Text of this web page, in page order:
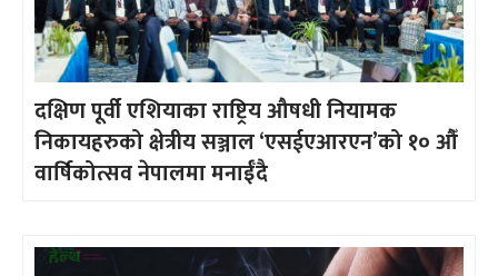
दक्षिण पूर्वी एशियाका राष्ट्रिय औषधी नियामक
निकायहरुको क्षेत्रीय सञ्जाल ‘एसईएआरएन’को १० औँ
वार्षिकोत्सव नेपालमा मनाईँदै